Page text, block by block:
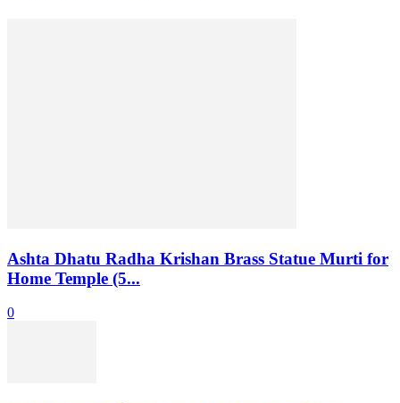
Ashta Dhatu Radha Krishan Brass Statue Murti for
Home Temple (5...
0